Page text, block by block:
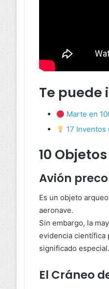
Te puede
Marte en
17 Inventos
10
Avión
Es un objeto
aeronave.
Sin embargo, la
evidencia científica
significado especial.
El Cráneo